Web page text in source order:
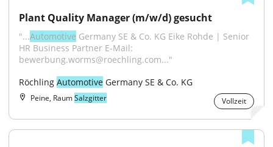
Plant Quality Manager (m/w/d) gesucht
"...Automotive Germany SE & Co. KG Eike Rohde | Senior
HR Business Partner E-Mail:
bewerbung.worms@roechling.com..."
Röchling Automotive Germany SE & Co. KG
Peine, RaumSalzgitter Vollzeit